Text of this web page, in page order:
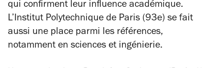
qui confirment leur influence académique.
L’Institut Polytechnique de Paris (93e) se fait
aussi une place parmi les références,
notamment en sciences et ingénierie.